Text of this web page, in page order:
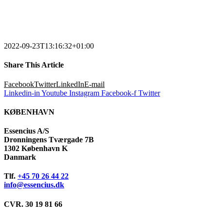
2022-09-23T13:16:32+01:00
Share This Article
FacebookTwitterLinkedInE-mail
Linkedin-in Youtube Instagram Facebook-f Twitter
KØBENHAVN
Essencius A/S
Dronningens Tværgade 7B
1302 København K
Danmark
Tlf. +45 70 26 44 22
info@essencius.dk
CVR. 30 19 81 66